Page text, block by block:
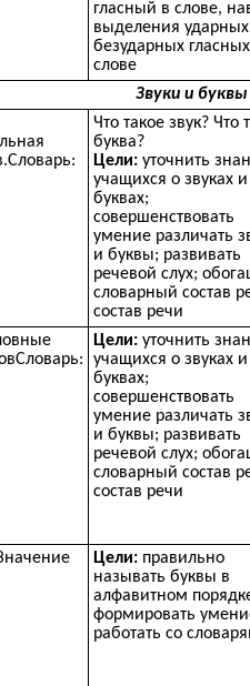
гласный в слове,
выделения
безударных
слове
Звуки и буквы
Что такое звук? Что
буква?
Цели: уточнить
учащихся о звуках и
буквах;
совершенствовать
умение различать
и буквы; развивать
речевой слух;
словарный состав
состав речи
Цели: уточнить
учащихся о звуках и
буквах;
совершенствовать
умение различать
и буквы; развивать
речевой слух;
словарный состав
состав речи
Цели: правильно
называть буквы в
алфавитном
формировать
работать со